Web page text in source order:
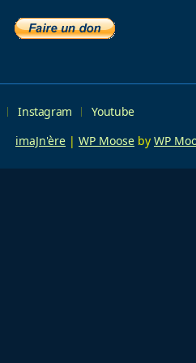
Instagram
Youtube
imaJn'ère | WP Moose by WP